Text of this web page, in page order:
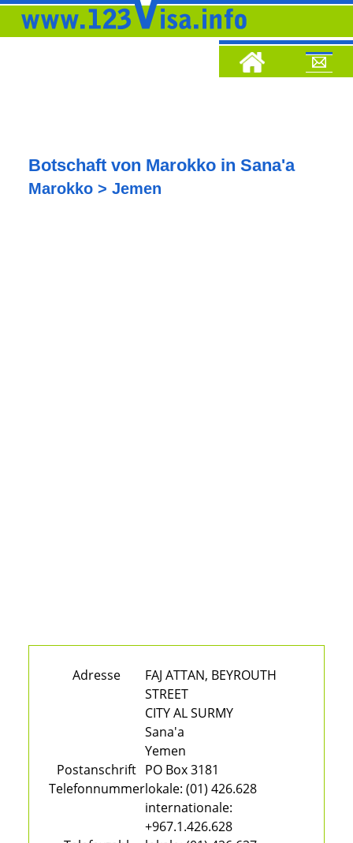
Botschaft von Marokko in Sana'a
Marokko > Jemen
Adresse
FAJ ATTAN, BEYROUTH
STREET
CITY AL SURMY
Sana'a
Yemen
Postanschrift PO Box 3181
Telefonnummerlokale: (01) 426.628
internationale:
+967.1.426.628